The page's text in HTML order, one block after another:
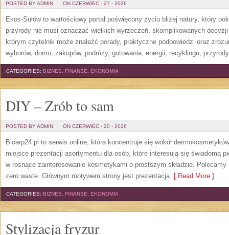
POSTED BY ADMIN ON CZERWIEC - 27 - 2026
Ekos-Sułów to wartościowy portal poświęcony życiu bliżej natury, który
przyrody nie musi oznaczać wielkich wyrzeczeń, skomplikowanych
którym czytelnik może znaleźć porady, praktyczne podpowiedzi oraz
wyborów, domu, zakupów, podróży, gotowania, energii, recyklingu,
CATEGORIES: BIZNES, FINANSE, EKONOMIA
DIY – Zrób to sam
POSTED BY ADMIN ON CZERWIEC - 20 - 2026
Bioarp24.pl to serwis online, która koncentruje się wokół
miejsce prezentacji asortymentu dla osób, które interesują się świadomą
w rosnące zainteresowanie kosmetykami o prostszym składzie. Polecamy
zero waste. Głównym motywem strony jest prezentacja[ Read More ]
CATEGORIES: BIZNES, FINANSE, EKONOMIA
Stylizacja fryzur